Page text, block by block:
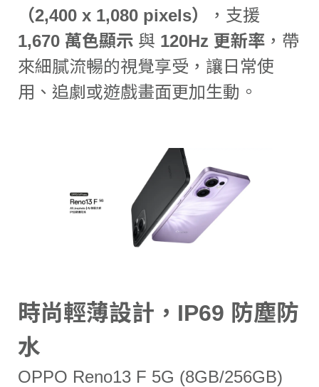
（2,400 x 1,080 pixels）
，支援
1,670 萬色顯示 與 120Hz 更新率 ，帶
來細膩流暢的視覺享受，讓日常使
用、追劇或遊戲畫面更加生動。
時尚輕薄設計，IP69 防塵防
水
OPPO Reno13 F 5G (8GB/256GB)